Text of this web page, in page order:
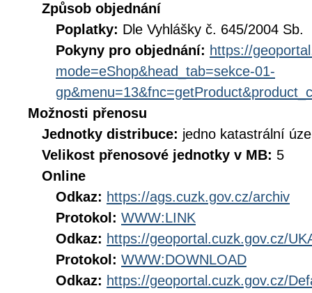
Způsob objednání
Poplatky: Dle Vyhlášky č. 645/2004 Sb.
Pokyny pro objednání: https://
mode=eShop&head_tab=sekce-01-
Možnosti přenosu
Jednotky distribuce: jedno katastrální
Velikost přenosové jednotky v MB: 5
Online
Odkaz: https://ags.cuzk.gov.cz/archiv
Protokol: WWW:LINK
Odkaz: https://geoportal.cuzk.gov.cz/
Protokol: WWW:DOWNLOAD
Odkaz: https://geoportal.cuzk.gov.cz/